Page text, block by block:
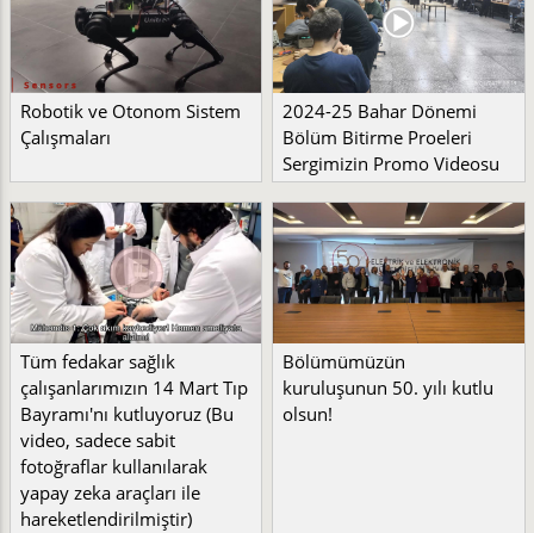
Robotik ve Otonom Sistem
Çalışmaları
2024-25 Bahar Dönemi
Bölüm Bitirme Proeleri
Sergimizin Promo Videosu
Tüm fedakar sağlık
çalışanlarımızın 14 Mart Tıp
Bayramı'nı kutluyoruz (Bu
video, sadece sabit
fotoğraflar kullanılarak
yapay zeka araçları ile
hareketlendirilmiştir)
Bölümümüzün
kuruluşunun 50. yılı kutlu
olsun!